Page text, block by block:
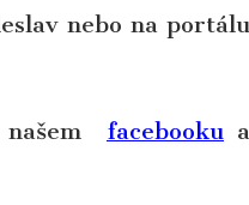
nebo na portálu
našem facebooku a